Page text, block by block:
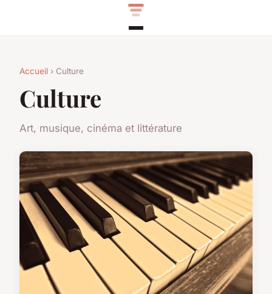
Accueil › Culture
Culture
Art, musique, cinéma et littérature